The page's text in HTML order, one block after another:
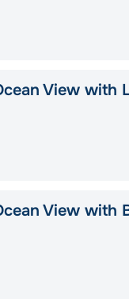
View with
View with